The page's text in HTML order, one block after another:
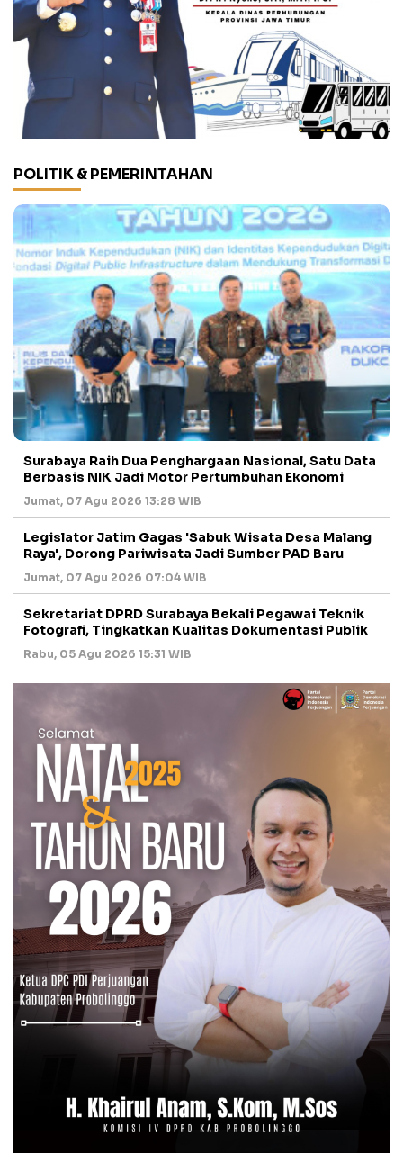
POLITIK & PEMERINTAHAN
Surabaya Raih Dua Penghargaan Nasional, Satu Data
Berbasis NIK Jadi Motor Pertumbuhan Ekonomi
Jumat, 07 Agu 2026 13:28 WIB
Legislator Jatim Gagas 'Sabuk Wisata Desa Malang
Raya', Dorong Pariwisata Jadi Sumber PAD Baru
Jumat, 07 Agu 2026 07:04 WIB
Sekretariat DPRD Surabaya Bekali Pegawai Teknik
Fotografi, Tingkatkan Kualitas Dokumentasi Publik
Rabu, 05 Agu 2026 15:31 WIB